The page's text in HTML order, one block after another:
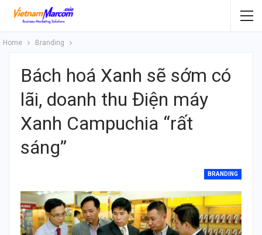
Home Branding
Bách hoá Xanh sẽ sớm có
lãi, doanh thu Điện máy
Xanh Campuchia “rất
sáng”
BRANDING